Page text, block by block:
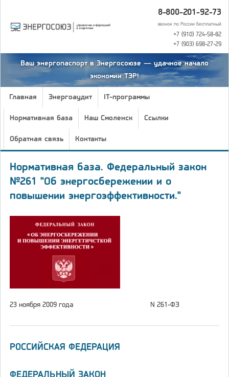
8-800-201-92-73
звонок по России бесплатный
+7 (910) 724-58-82
+7 (903) 698-27-29
Ваш энергопаспорт в Энергосоюзе — удачное начало
экономии ТЭР!
Главная Энергоаудит IT-программы
Нормативная база Наш Смоленск Ссылки
Обратная связь Контакты
Нормативная база. Федеральный закон
№261 "Об энергосбережении и о
повышении энергоэффективности."
23 ноября 2009 года N 261-ФЗ
РОССИЙСКАЯ ФЕДЕРАЦИЯ